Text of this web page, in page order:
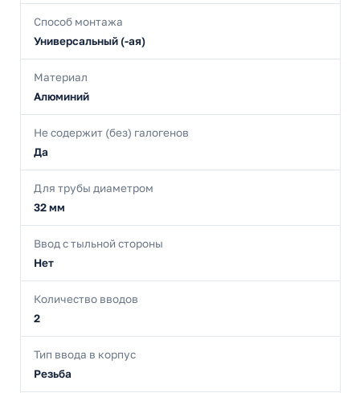
Способ монтажа
Универсальный (-ая)
Материал
Алюминий
Не содержит (без) галогенов
Да
Для трубы диаметром
32 мм
Ввод с тыльной стороны
Нет
Количество вводов
2
Тип ввода в корпус
Резьба